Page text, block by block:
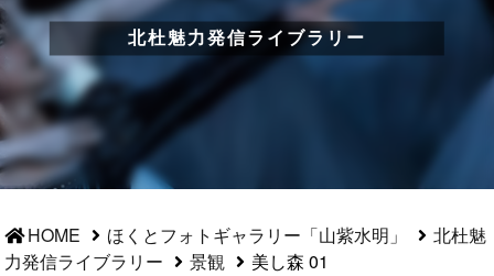
北杜魅力発信ライブラリー
HOME ほくとフォトギャラリー「山紫水明」
北杜魅
力発信ライブラリー
景観 美し森 01